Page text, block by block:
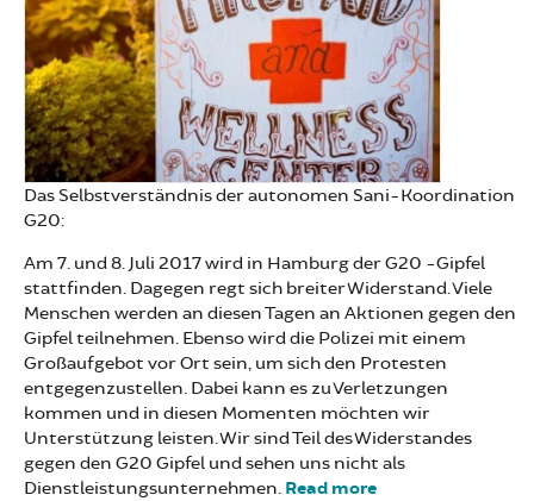
Das Selbstverständnis der autonomen Sani-Koordination
G20:
Am 7. und 8. Juli 2017 wird in Hamburg der G20 -Gipfel
stattfinden. Dagegen regt sich breiter Widerstand. Viele
Menschen werden an diesen Tagen an Aktionen gegen den
Gipfel teilnehmen. Ebenso wird die Polizei mit einem
Großaufgebot vor Ort sein, um sich den Protesten
entgegenzustellen. Dabei kann es zu Verletzungen
kommen und in diesen Momenten möchten wir
Unterstützung leisten. Wir sind Teil des Widerstandes
gegen den G20 Gipfel und sehen uns nicht als
Dienstleistungsunternehmen. Read more